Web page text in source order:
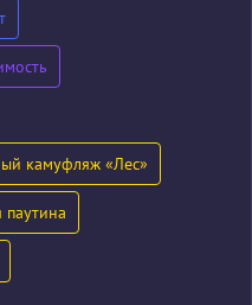
камуфляж «Лес»